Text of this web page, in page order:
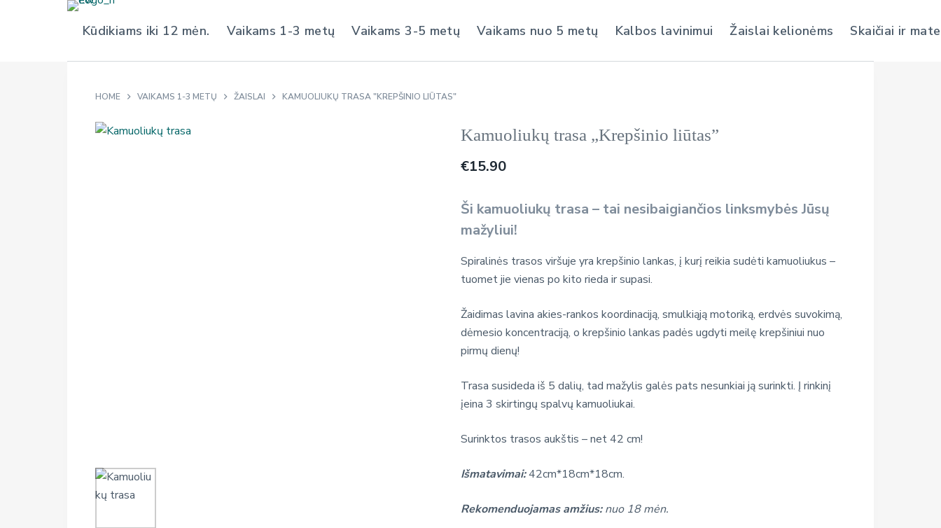
Kūdikiams iki 12 mėn. Vaikams 1-3 metų Vaikams 3-5 metų Vaikams nuo 5 metų Kalbos lavinimui Žaislai kelionėms Skaičiai ir
HOME VAIKAMS 1-3 METŲ ŽAISLAI KAMUOLIUKŲ TRASA "KREPŠINIO LIŪTAS"
Kamuoliukų trasa „Krepšinio liūtas”
€15.90
Ši kamuoliukų trasa – tai nesibaigiančios linksmybės Jūsų
mažyliui!
Spiralinės trasos viršuje yra krepšinio lankas, į kurį reikia sudėti kamuoliukus –
tuomet jie vienas po kito rieda ir supasi.
Žaidimas lavina akies-rankos koordinaciją, smulkiąją motoriką, erdvės suvokimą,
dėmesio koncentraciją, o krepšinio lankas padės ugdyti meilę krepšiniui nuo
pirmų dienų!
Trasa susideda iš 5 dalių, tad mažylis galės pats nesunkiai ją surinkti. Į rinkinį
įeina 3 skirtingų spalvų kamuoliukai.
Surinktos trasos aukštis – net 42 cm!
Išmatavimai:42cm*18cm*18cm.
Rekomenduojamas amžius:nuo 18 mėn.